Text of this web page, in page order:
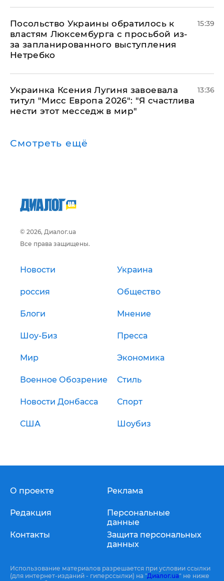
Посольство Украины обратилось к
властям Люксембурга с просьбой из-
за запланированного выступления
Нетребко
15:39
Украинка Ксения Лугиня завоевала
титул "Мисс Европа 2026": "Я счастлива
нести этот месседж в мир"
13:36
Смотреть ещё
© 2026, Диалог.ua
Все права защищены.
Новости Украина
россия Общество
Блоги Мнение
Шоу-Биз Пресса
Мир Экономика
Военное Обозрение Стиль
Новости Донбасса Спорт
США Шоубиз
О проекте
Редакция
Контакты
Реклама
Персональные
данные
Защита персональных
данных
Использование материалов разрешается при условии ссылки
(для интернет-изданий - гиперссылки) на "Диалог.ua" не ниже